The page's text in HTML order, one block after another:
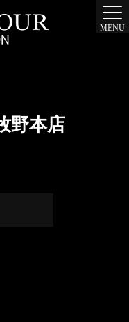
MENU
野本店